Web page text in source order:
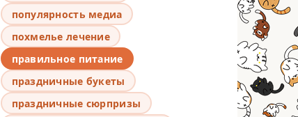
популярность медиа
похмелье лечение
правильное питание
праздничные букеты
праздничные сюрпризы